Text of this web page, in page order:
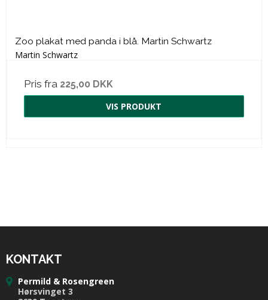
Zoo plakat med panda i blå. Martin Schwartz
Martin Schwartz
Pris fra 225,00 DKK
VIS PRODUKT
KONTAKT
Permild & Rosengreen
Hørsvinget 3